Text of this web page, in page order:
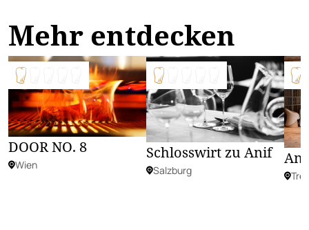
Mehr entdecken
DOOR NO. 8
Wien
Schlosswirt zu Anif
Salzburg